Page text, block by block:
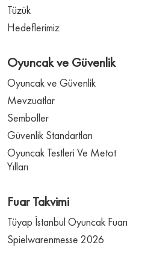
Tüzük
Hedeflerimiz
Oyuncak ve Güvenlik
Oyuncak ve Güvenlik
Mevzuatlar
Semboller
Güvenlik Standartları
Oyuncak Testleri Ve Metot
Yılları
Fuar Takvimi
Tüyap İstanbul Oyuncak Fuarı
Spielwarenmesse 2026